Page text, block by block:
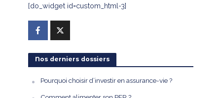
[do_widget id=custom_html-3]
Nos derniers dossiers
Pourquoi choisir d’investir en assurance-vie ?